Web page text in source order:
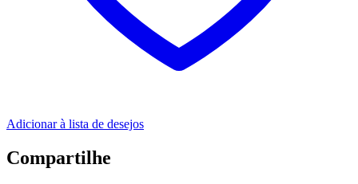
Adicionar à lista de desejos
Compartilhe